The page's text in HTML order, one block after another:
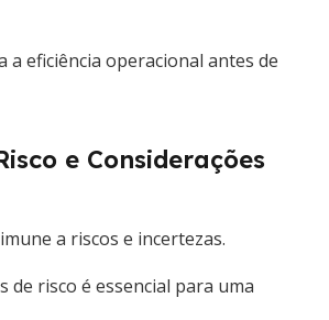
a eficiência operacional antes de
e Considerações
a riscos e incertezas.
risco é essencial para uma